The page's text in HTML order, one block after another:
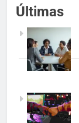
Últimas